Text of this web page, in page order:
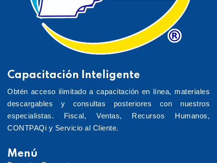
Capacitación Inteligente
Obtén acceso ilimitado a capacitación en línea, materiales
descargables y consultas posteriores con nuestros
especialistas. Fiscal, Ventas, Recursos Humanos,
CONTPAQi y Servicio al Cliente.
Menú